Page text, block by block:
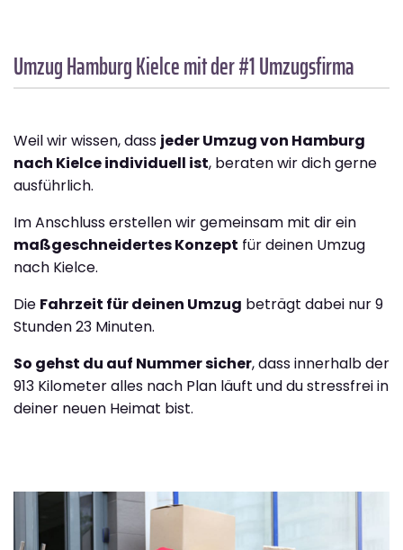
Umzug HamburgKielcemit der #1 Umzugsfirma
Weil wir wissen, dass jeder Umzug von Hamburg
nach Kielce individuell ist, beraten wir dich gerne
ausführlich.
Im Anschluss erstellen wir gemeinsam mit dir ein
maßgeschneidertes Konzept für deinen Umzug
nach Kielce.
Die Fahrzeit für deinen Umzug beträgt dabei nur 9
Stunden 23 Minuten.
So gehst du auf Nummer sicher, dass innerhalb der
913 Kilometer alles nach Plan läuft und du stressfrei in
deiner neuen Heimat bist.